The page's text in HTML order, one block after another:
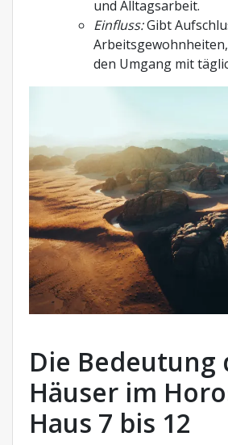
und Alltagsarbeit.
Einfluss:Gibt
den Umgang mit
Die Bedeutung
Häuser im
Haus 7 bis 12